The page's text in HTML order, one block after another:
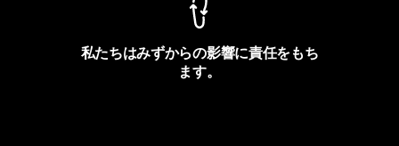
私たちはみずからの影響に責任をもち
ます。